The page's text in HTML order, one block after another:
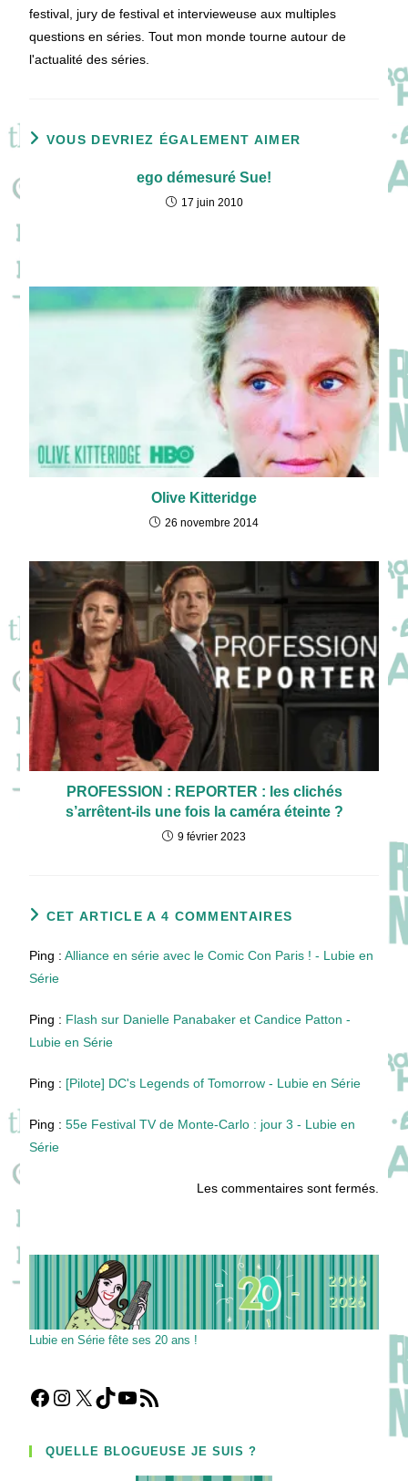
festival, jury de festival et intervieweuse aux multiples
questions en séries. Tout mon monde tourne autour de
l'actualité des séries.
VOUS DEVRIEZ ÉGALEMENT AIMER
ego démesuré Sue!
17 juin 2010
Olive Kitteridge
26 novembre 2014
PROFESSION : REPORTER : les clichés
s’arrêtent-ils une fois la caméra éteinte ?
9 février 2023
CET ARTICLE A 4 COMMENTAIRES
Ping :Alliance en série avec le Comic Con Paris ! - Lubie en
Série
Ping : Flash sur Danielle Panabaker et Candice Patton -
Lubie en Série
Ping : [Pilote] DC's Legends of Tomorrow - Lubie en Série
Ping :55e Festival TV de Monte-Carlo : jour 3 - Lubie en
Série
Les commentaires sont fermés.
Lubie en Série fête ses 20 ans !
Facebook
Instagram
X TikTokYouTube
Flux RSS
QUELLE BLOGUEUSE JE SUIS ?